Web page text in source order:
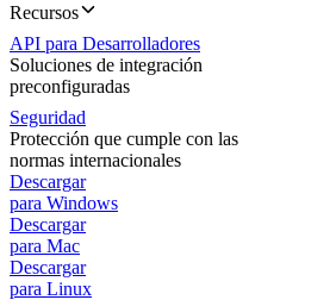
Recursos
API para Desarrolladores
Soluciones de integración
preconfiguradas
Seguridad
Protección que cumple con las
normas internacionales
Descargar
para Windows
Descargar
para Mac
Descargar
para Linux